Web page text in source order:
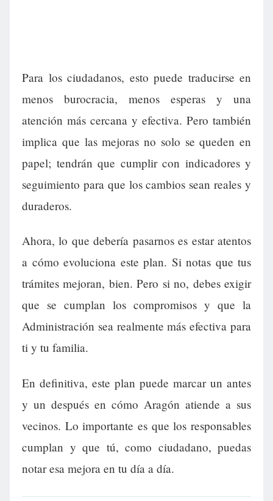
Para los ciudadanos, esto puede traducirse en
menos burocracia, menos esperas y una
atención más cercana y efectiva. Pero también
implica que las mejoras no solo se queden en
papel; tendrán que cumplir con indicadores y
seguimiento para que los cambios sean reales y
duraderos.
Ahora, lo que debería pasarnos es estar atentos
a cómo evoluciona este plan. Si notas que tus
trámites mejoran, bien. Pero si no, debes exigir
que se cumplan los compromisos y que la
Administración sea realmente más efectiva para
ti y tu familia.
En definitiva, este plan puede marcar un antes
y un después en cómo Aragón atiende a sus
vecinos. Lo importante es que los responsables
cumplan y que tú, como ciudadano, puedas
notar esa mejora en tu día a día.